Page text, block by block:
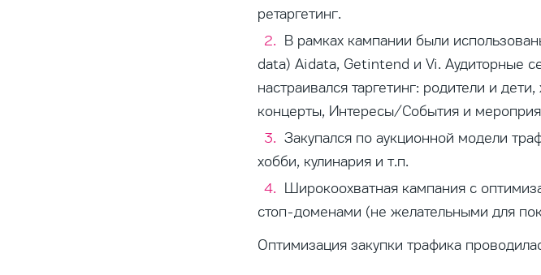
ретаргетинг.
В рамках кампании были
data) Aidata, Getintend и Vi. Аудиторные
настраивался таргетинг: родители и
концерты, Интересы/События и
Закупался по аукционной модели
хобби, кулинария и т.п.
Широкоохватная кампания с
стоп-доменами (не желательными для
Оптимизация закупки трафика